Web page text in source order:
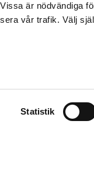
är nödvändiga
vår trafik. Välj
Statistik